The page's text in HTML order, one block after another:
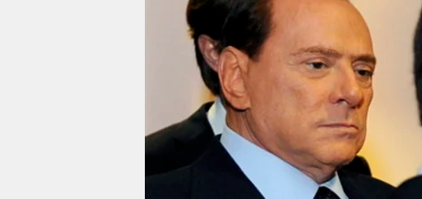
nord
wahrheit
verlag
verlag
veranstaltungen